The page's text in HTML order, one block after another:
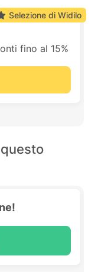
fino al 15%
Selezione di Widilo